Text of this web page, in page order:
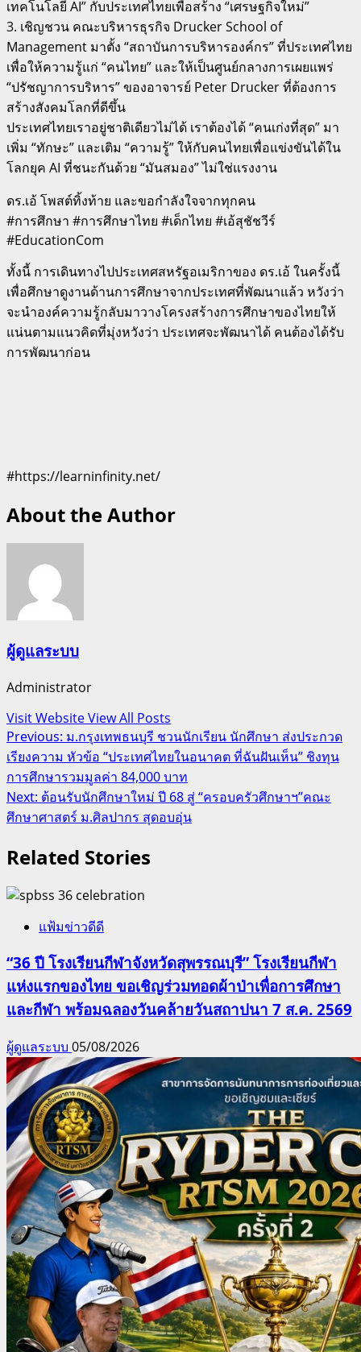
เทคโนโลยี AI” กับประเทศไทยเพื่อสร้าง “เศรษฐกิจใหม่”
3. เชิญชวน คณะบริหารธุรกิจ Drucker School of
Management มาตั้ง “สถาบันการบริหารองค์กร” ที่ประเทศไทย
เพื่อให้ความรู้แก่ “คนไทย” และให้เป็นศูนย์กลางการเผยแพร่
“ปรัชญาการบริหาร” ของอาจารย์ Peter Drucker ที่ต้องการ
สร้างสังคมโลกที่ดีขึ้น
ประเทศไทยเราอยู่ชาติเดียวไม่ได้ เราต้องได้ “คนเก่งที่สุด” มา
เพิ่ม “ทักษะ” และเติม “ความรู้” ให้กับคนไทยเพื่อแข่งขันได้ใน
โลกยุค AI ที่ชนะกันด้วย “มันสมอง” ไม่ใช่แรงงาน
ดร.เอ้ โพสต์ทิ้งท้าย และขอกําลังใจจากทุกคน
#การศึกษา #การศึกษาไทย #เด็กไทย #เอ้สุชัชวีร์
#EducationCom
ทั้งนี้ การเดินทางไปประเทศสหรัฐอเมริกาของ ดร.เอ้ ในครั้งนี้
เพื่อศึกษาดูงานด้านการศึกษาจากประเทศที่พัฒนาแล้ว หวังว่า
จะนำองค์ความรู้กลับมาวางโครงสร้างการศึกษาของไทยให้
แน่นตามแนวคิดที่มุ่งหวังว่า ประเทศจะพัฒนาได้ คนต้องได้รับ
การพัฒนาก่อน
#https://learninfinity.net/
About the Author
ผู้ดูแลระบบ
Administrator
Visit WebsiteView All Posts
Post
navigation
Previous: ม.กรุงเทพธนบุรี ชวนนักเรียน นักศึกษา ส่งประกวด
เรียงความ หัวข้อ “ประเทศไทยในอนาคต ที่ฉันฝันเห็น” ชิงทุน
การศึกษารวมมูลค่า 84,000 บาท
Next: ต้อนรับนักศึกษาใหม่ ปี 68 สู่ “ครอบครัวศึกษาฯ”คณะ
ศึกษาศาสตร์ ม.ศิลปากร สุดอบอุ่น
Related Stories
แฟ้มข่าวดีดี
“36 ปี โรงเรียนกีฬาจังหวัดสุพรรณบุรี” โรงเรียนกีฬา
แห่งแรกของไทย ขอเชิญร่วมทอดผ้าป่าเพื่อการศึกษา
และกีฬา พร้อมฉลองวันคล้ายวันสถาปนา 7 ส.ค. 2569
ผู้ดูแลระบบ 05/08/2026